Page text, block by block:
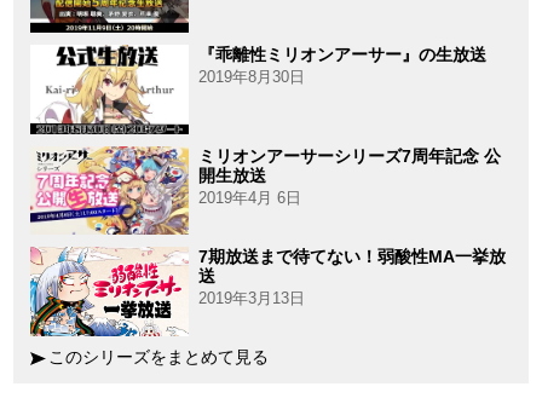
『乖離性ミリオンアーサー』の生放送
2019年8月30日
ミリオンアーサーシリーズ7周年記念 公
開生放送
2019年4月 6日
7期放送まで待てない！弱酸性MA一挙放
送
2019年3月13日
このシリーズをまとめて見る